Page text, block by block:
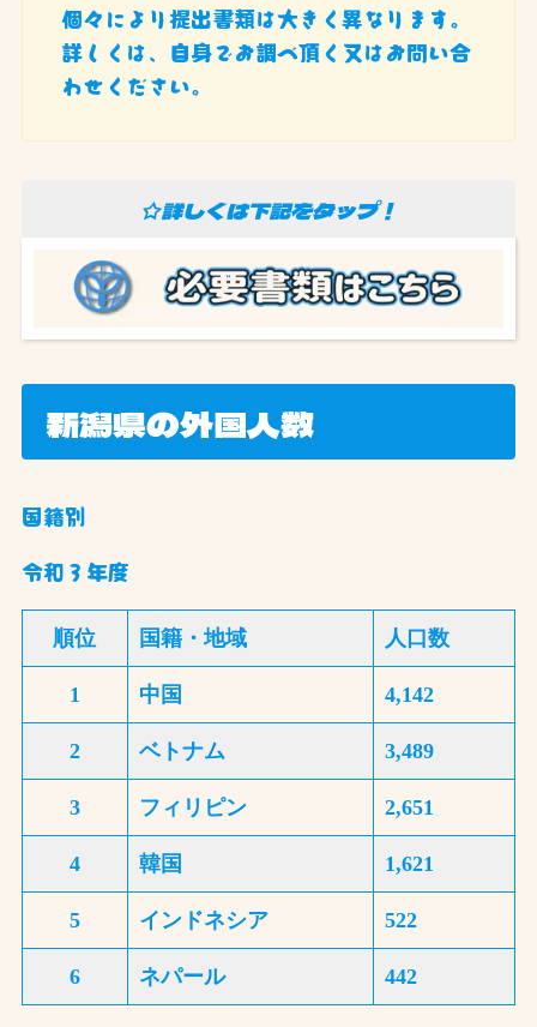
個々により提出書類は大きく異なります。
詳しくは、自身でお調べ頂く又はお問い合
わせください。
☆詳しくは下記をタップ！
新潟県の外国人数
国籍別
令和３年度
順位 国籍・地域 人口数
1 中国 4,142
2 ベトナム 3,489
3 フィリピン 2,651
4 韓国 1,621
5 インドネシア 522
6 ネパール 442